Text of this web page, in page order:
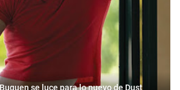
se luce para lo nuevo de Dust